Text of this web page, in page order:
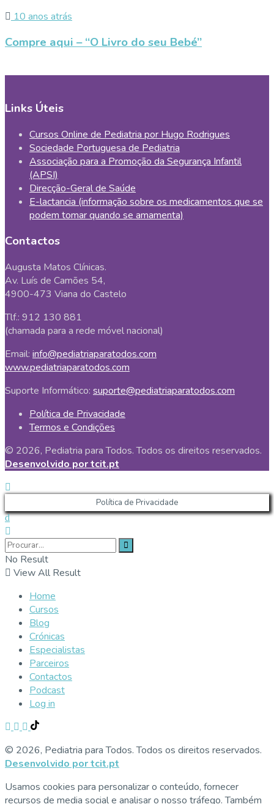
10 anos atrás
Compre aqui – “O Livro do seu Bebé”
Links Úteis
Cursos Online de Pediatria por Hugo Rodrigues
Sociedade Portuguesa de Pediatria
Associação para a Promoção da Segurança Infantil
(APSI)
Direcção-Geral de Saúde
E-lactancia (informação sobre os medicamentos que se
podem tomar quando se amamenta)
Contactos
Augusta Matos Clínicas.
Av. Luís de Camões 54,
4900-473 Viana do Castelo
Tlf.: 912 130 881
(chamada para a rede móvel nacional)
Email: info@pediatriaparatodos.com
www.pediatriaparatodos.com
Suporte Informático: suporte@pediatriaparatodos.com
Política de Privacidade
Termos e Condições
© 2026, Pediatria para Todos. Todos os direitos reservados.
Desenvolvido por tcit.pt
Política de Privacidade
No Result
View All Result
Home
Cursos
Blog
Crónicas
Especialistas
Parceiros
Contactos
Podcast
Log in
© 2026, Pediatria para Todos. Todos os direitos reservados.
Desenvolvido por tcit.pt
Usamos cookies para personalizar o conteúdo, fornecer
recursos de media social e analisar o nosso tráfego. Também